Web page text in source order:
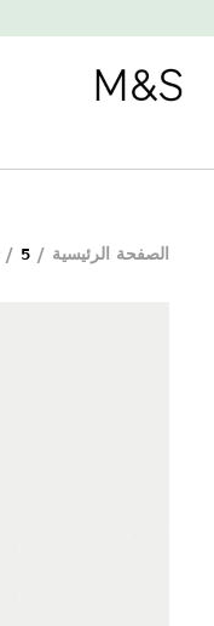
الصفحة الرئيسية /
/ 5 أزواج من جوارب الكاحل العالية بنقشة سوبرسوفت